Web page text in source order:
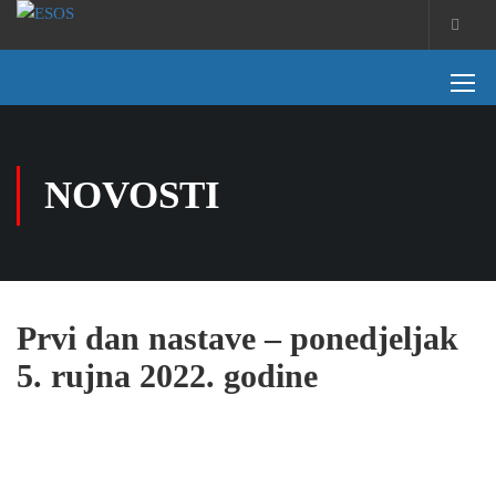
NOVOSTI
Prvi dan nastave – ponedjeljak
5. rujna 2022. godine